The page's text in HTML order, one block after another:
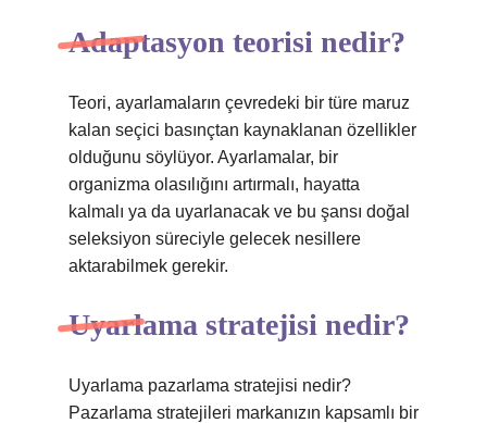
Adaptasyon teorisi nedir?
Teori, ayarlamaların çevredeki bir türe maruz
kalan seçici basınçtan kaynaklanan özellikler
olduğunu söylüyor. Ayarlamalar, bir
organizma olasılığını artırmalı, hayatta
kalmalı ya da uyarlanacak ve bu şansı doğal
seleksiyon süreciyle gelecek nesillere
aktarabilmek gerekir.
Uyarlama stratejisi nedir?
Uyarlama pazarlama stratejisi nedir?
Pazarlama stratejileri markanızın kapsamlı bir